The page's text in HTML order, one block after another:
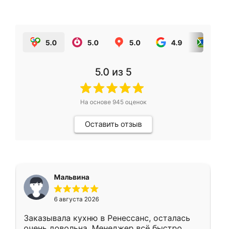
5.0 5.0 5.0 4.9
5.0 из 5
На основе 945оценок
Оставить отзыв
Мальвина
6 августа 2026
Заказывала кухню в Ренессанс, осталась